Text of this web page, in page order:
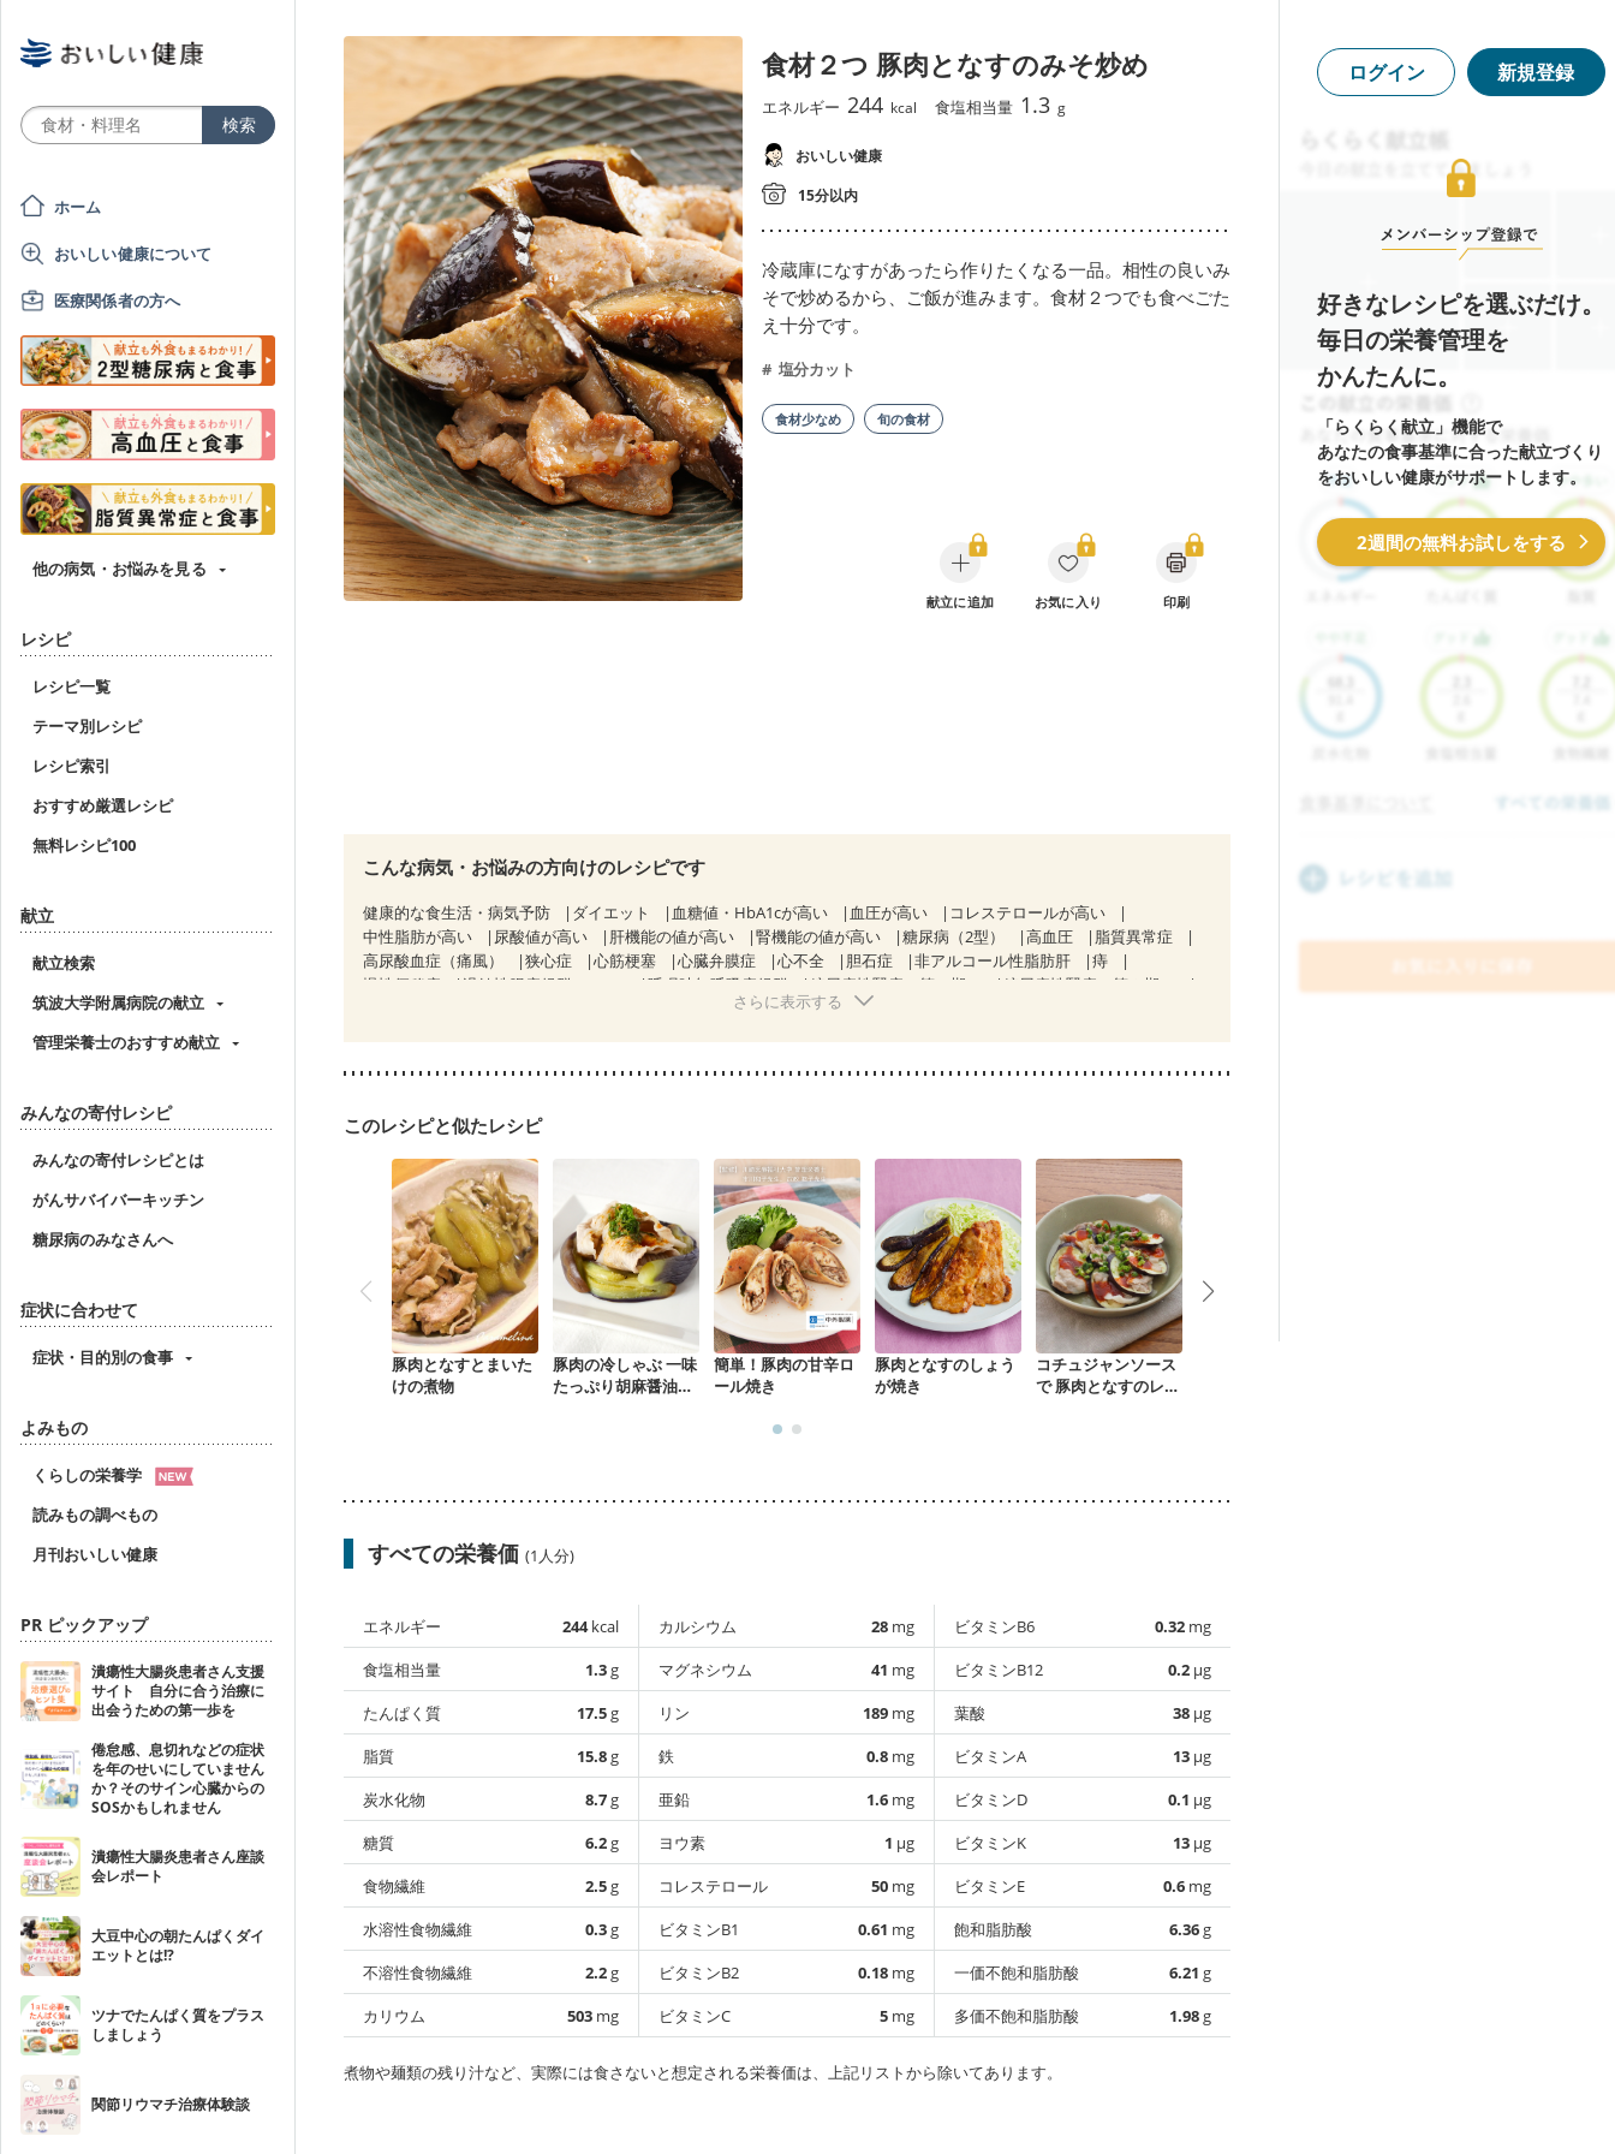
ホーム
おいしい健康について
医療関係者の方へ
他の病気・お悩みを見る
レシピ
レシピ一覧
テーマ別レシピ
レシピ索引
おすすめ厳選レシピ
無料レシピ100
献立
献立検索
筑波大学附属病院の献立
管理栄養士のおすすめ献立
みんなの寄付レシピ
みんなの寄付レシピとは
がんサバイバーキッチン
糖尿病のみなさんへ
症状に合わせて
症状・目的別の食事
よみもの
くらしの栄養学
読みもの調べもの
月刊おいしい健康
PR ピックアップ
潰瘍性大腸炎患者さん支援
サイト 自分に合う治療に
出会うための第一歩を
倦怠感、息切れなどの症状
を年のせいにしていません
か？そのサイン心臓からの
SOSかもしれません
潰瘍性大腸炎患者さん座談
会レポート
大豆中心の朝たんぱくダイ
エットとは!?
ツナでたんぱく質をプラス
しましょう
関節リウマチ治療体験談
食材２つ 豚肉となすのみそ炒め
エネルギー 244 kcal 食塩相当量 1.3 g
おいしい健康
15分以内
冷蔵庫になすがあったら作りたくなる一品。相性の良いみ
そで炒めるから、ご飯が進みます。食材２つでも食べごた
え十分です。
塩分カット
食材少なめ 旬の食材
献立に追加 お気に入り 印刷
こんな病気・お悩みの方向けのレシピです
健康的な食生活・病気予防 ダイエット 血糖値・HbA1cが高い 血圧が高い
コレステロールが高い
中性脂肪が高い
尿酸値が高い 肝機能の値が高い 腎機能の値が高い 糖尿病（2型） 高血圧
脂質異常症
高尿酸血症（痛風）
狭心症 心筋梗塞 心臓弁膜症 心不全 胆石症 非アルコール性脂肪肝
痔
慢性便秘症
過敏性腸症候群（IBS） 睡眠時無呼吸症候群 糖尿病性腎症（第１期）
糖尿病性腎症（第２期）
CKD（ステージ２）
妊婦健診・血圧が気になる（初期）
妊婦健診・血糖値が気になる（初期） 妊娠高血圧(中期)
妊娠糖尿病(初期)
フレイル（年齢に合わせた体作り）
さらに表示する
このレシピと似たレシピ
豚肉となすとまいた
けの煮物
豚肉の冷しゃぶ 一味
たっぷり胡麻醤油だ
簡単！豚肉の甘辛ロ
ール焼き
豚肉となすのしょう
が焼き
コチュジャンソース
で 豚肉となすのレン
すべての栄養価 (1人分)
エネルギー 244kcal
食塩相当量
1.3g
たんぱく質
17.5g
脂質
15.8g
炭水化物
8.7g
糖質
6.2g
食物繊維
2.5g
水溶性食物繊維
0.3g
不溶性食物繊維
2.2g
カリウム
503 mg
カルシウム 28 mg
マグネシウム
41 mg
リン
189 mg
鉄
0.8 mg
亜鉛
1.6 mg
ヨウ素
1 µg
コレステロール
50 mg
ビタミンB1
0.61 mg
ビタミンB2
0.18 mg
ビタミンC
5 mg
ビタミンB6 0.32 mg
ビタミンB12
0.2 µg
葉酸
38 µg
ビタミンA
13 µg
ビタミンD
0.1 µg
ビタミンK
13 µg
ビタミンE
0.6 mg
飽和脂肪酸
6.36g
一価不飽和脂肪酸
6.21 g
多価不飽和脂肪酸
1.98g
煮物や麺類の残り汁など、実際には食さないと想定される栄養価は、上記リストから除いてあります。
ログイン 新規登録
好きなレシピを選ぶだけ。
毎日の栄養管理を
かんたんに。
「らくらく献立」機能で
あなたの食事基準に合った献立づくり
をおいしい健康がサポートします。
2週間の無料お試しをする